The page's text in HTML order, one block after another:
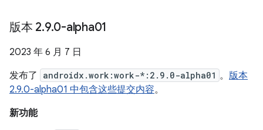
版本 2.9.0-alpha01
2023 年 6 月 7 日
发布了
androidx.work:work-*:2.9.0-alpha01 。 版本
2.9.0-alpha01 中包含这些提交内容。
新功能